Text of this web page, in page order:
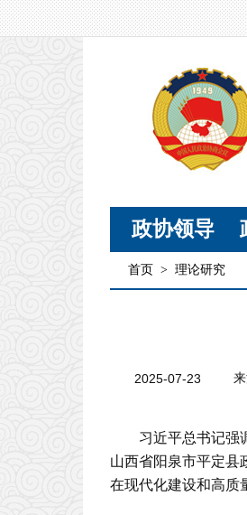
政协领导
首页 > 理论研究
2025-07-23
习近平总书记强
山西省阳泉市平定县
在现代化建设和高质